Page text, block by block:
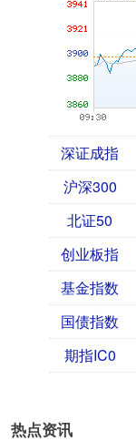
深证成指
沪深300
北证50
创业板指
基金指数
国债指数
期指IC0
热点资讯